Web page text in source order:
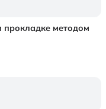
прокладке методом